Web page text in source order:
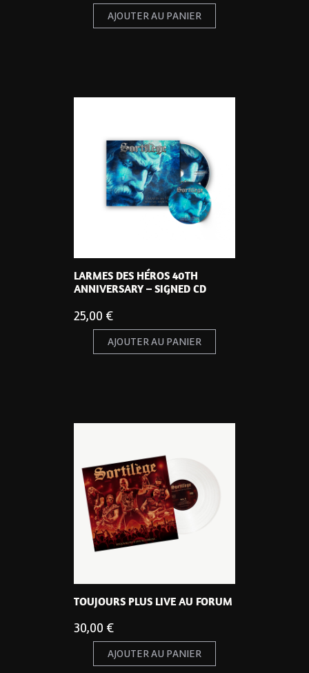
AJOUTER AU PANIER
LARMES DES HÉROS 40TH
ANNIVERSARY – SIGNED CD
25,00 €
AJOUTER AU PANIER
TOUJOURS PLUS LIVE AU FORUM
30,00 €
AJOUTER AU PANIER